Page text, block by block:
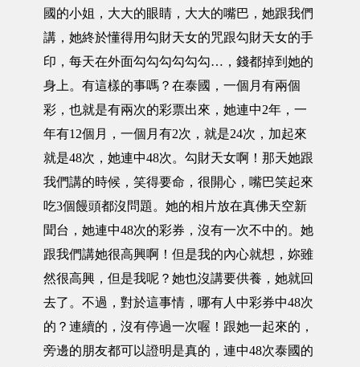
國的小姐，大大的眼睛，大大的嘴巴，她跟我們
講，她終於懂得用勾財天女的咒跟勾財天女的手
印，每天在外面勾勾勾勾勾勾…，錢都掉到她的
身上。有這樣的事嗎？在泰國，一個月有兩個
彩，也就是有兩次的彩票出來，她連中2年，一
年有12個月，一個月有2次，就是24次，加起來
就是48次，她連中48次。勾財天女啊！那天她跟
我們講的時候，笑得要命，很開心，嘴巴笑起來
吃3個饅頭都沒問題。她的相片放在真佛天空新
聞台，她連中48次的彩券，沒有一次不中的。她
跟我們講她很高興啊！但是我的內心就想，妳雖
然很高興，但是我呢？她也沒講要供養，她就回
去了。不過，對於這事情，哪有人中彩券中48次
的？連續的，沒有停過一次喔！跟她一起來的，
旁邊的朋友都可以證明是真的，連中48次泰國的